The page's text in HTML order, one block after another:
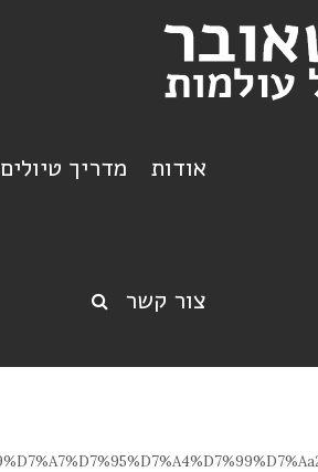
אודות מדריך טיולים
צור קשר